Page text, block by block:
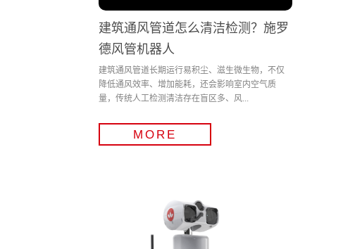
建筑通风管道怎么清洁检测？施罗
德风管机器人
建筑通风管道长期运行易积尘、滋生微生物，不仅
降低通风效率、增加能耗，还会影响室内空气质
量，传统人工检测清洁存在盲区多、风...
MORE